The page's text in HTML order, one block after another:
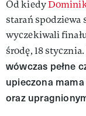
Od kiedy
starań spodziewa
wyczekiwali
środę, 18 stycznia.
wówczas pełne
upieczona
oraz